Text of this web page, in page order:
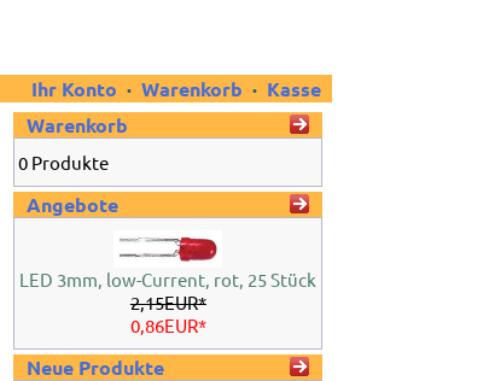
Ihr Konto ·Warenkorb · Kasse
Warenkorb
0 Produkte
Angebote
LED 3mm, low-Current, rot, 25 Stück
2,15EUR*
0,86EUR*
Neue Produkte